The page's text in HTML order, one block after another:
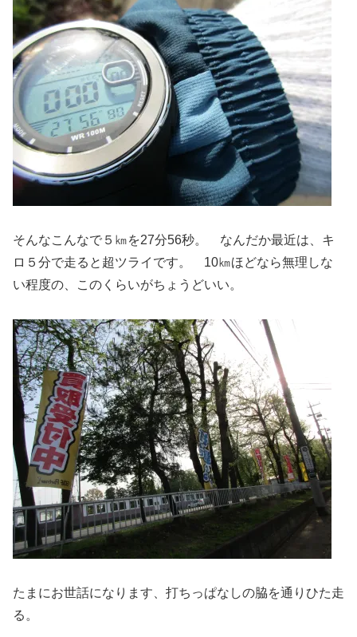
そんなこんなで５㎞を27分56秒。 なんだか最近は、キ
ロ５分で走ると超ツライです。 10㎞ほどなら無理しな
い程度の、このくらいがちょうどいい。
たまにお世話になります、打ちっぱなしの脇を通りひた走
る。